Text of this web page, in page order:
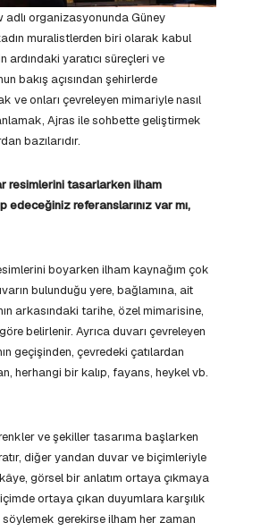
adlı organizasyonunda Güney
muralistlerden biri olarak kabul
ardındaki yaratıcı süreçleri ve
bakış açısından şehirlerde
ve onları çevreleyen mimariyle nasıl
Ajras ile sohbette geliştirmek
bazılarıdır.
resimlerini tasarlarken ilham
edeceğiniz referanslarınız var mı,
boyarken ilham kaynağım çok
bulunduğu yere, bağlamına, ait
arkasındaki tarihe, özel mimarisine,
belirlenir. Ayrıca duvarı çevreleyen
geçişinden, çevredeki çatılardan
herhangi bir kalıp, fayans, heykel vb.
ve şekiller tasarıma başlarken
diğer yandan duvar ve biçimleriyle
görsel bir anlatım ortaya çıkmaya
ortaya çıkan duyumlara karşılık
gerekirse ilham her zaman